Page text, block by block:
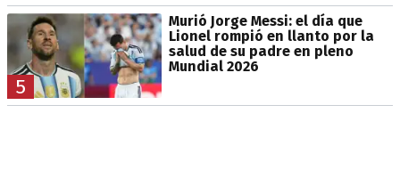
5
Murió Jorge Messi: el día que
Lionel rompió en llanto por la
salud de su padre en pleno
Mundial 2026